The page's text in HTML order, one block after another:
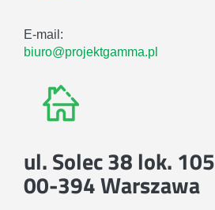
E-mail:
biuro@projektgamma.pl
ul. Solec 38 lok. 105
00-394 Warszawa